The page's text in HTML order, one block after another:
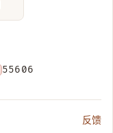
55606
反馈